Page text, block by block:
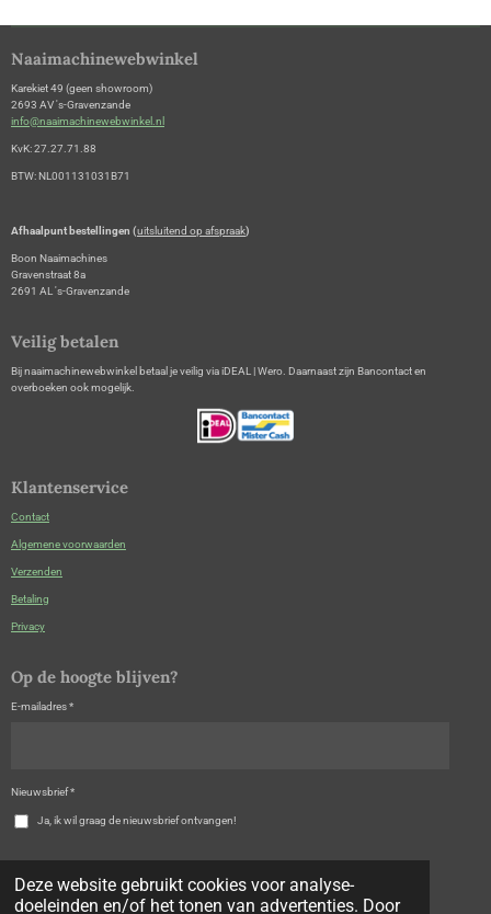
Deze website gebruikt cookies voor analyse-
doeleinden en/of het tonen van advertenties. Door
Naaimachinewebwinkel
Karekiet 49 (geen showroom)
2693 AV 's-Gravenzande
info@naaimachinewebwinkel.nl
KvK: 27.27.71.88
BTW: NL001131031B71
Afhaalpunt bestellingen (uitsluitend op afspraak)
Boon Naaimachines
Gravenstraat 8a
2691 AL 's-Gravenzande
Veilig betalen
Bij naaimachinewebwinkel betaal je veilig via iDEAL | Wero. Daarnaast zijn Bancontact en
overboeken ook mogelijk.
Klantenservice
Contact
Algemene voorwaarden
Verzenden
Betaling
Privacy
Op de hoogte blijven?
E-mailadres *
Nieuwsbrief *
Ja, ik wil graag de nieuwsbrief ontvangen!